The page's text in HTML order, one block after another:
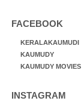
FACEBOOK
KERALAKAUMUDI
KAUMUDY
KAUMUDY MOVIES
INSTAGRAM